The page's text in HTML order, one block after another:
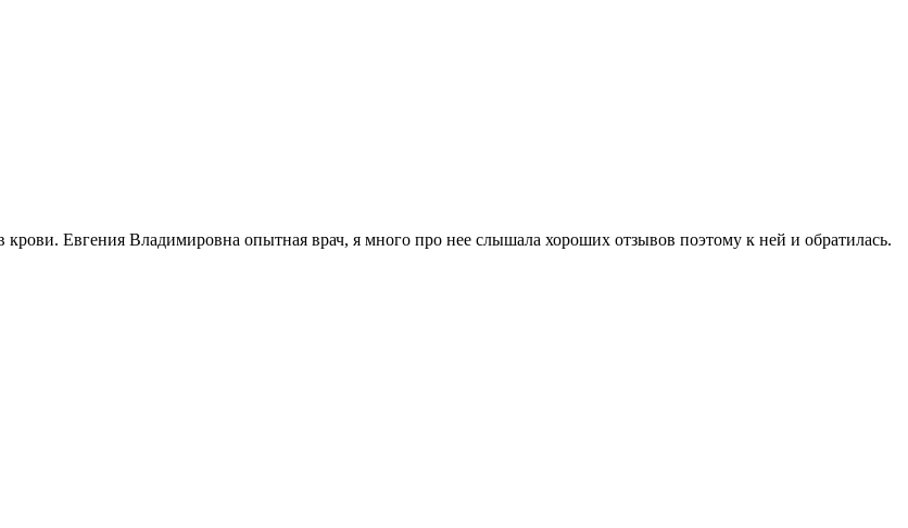
крови. Евгения Владимировна опытная врач, я много про нее слышала хороших отзывов поэтому к ней и обратилась.